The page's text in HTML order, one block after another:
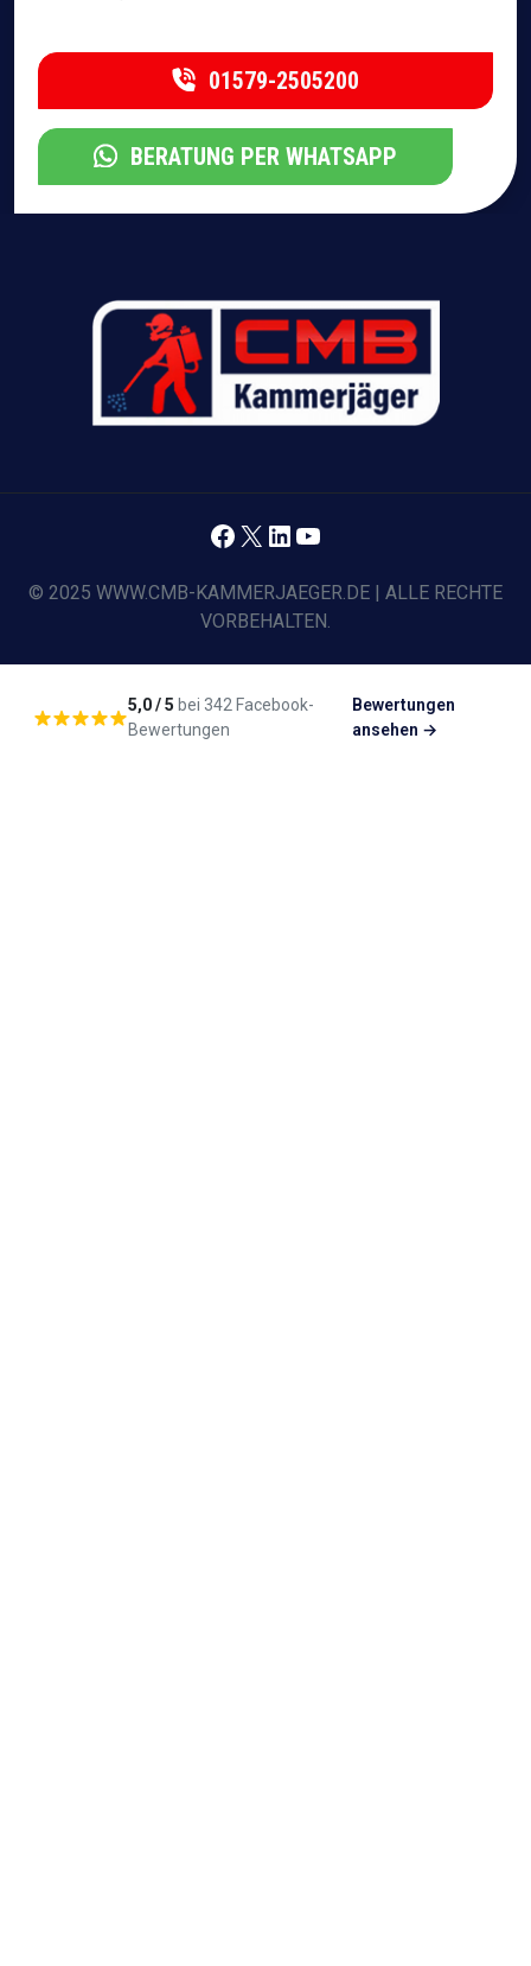
01579-2505200
BERATUNG PER WHATSAPP
© 2025 WWW.CMB-KAMMERJAEGER.DE | ALLE RECHTE
VORBEHALTEN.
Facebook
X LinkedIn
YouTube
5,0 / 5 bei 342 Facebook-
Bewertungen
Bewertungen
ansehen →